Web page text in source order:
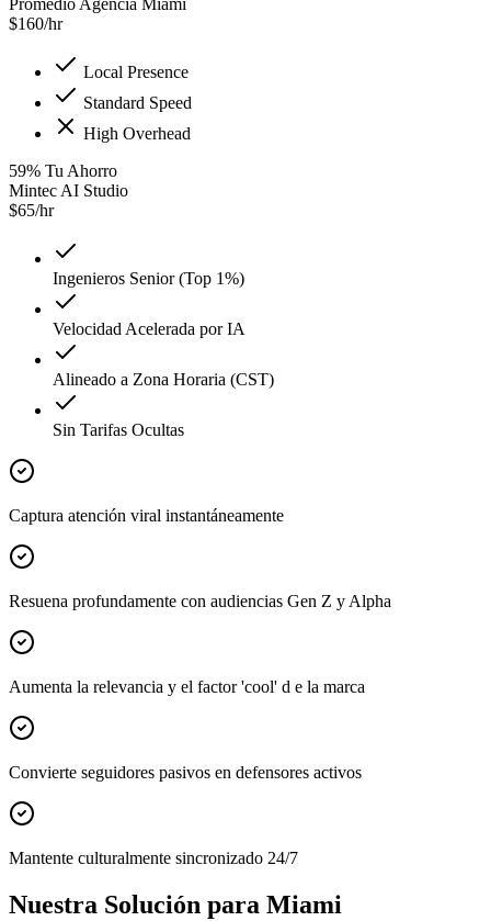
Promedio Agencia Miami
$160/hr
Local Presence
Standard Speed
High Overhead
59% Tu Ahorro
Mintec AI Studio
$65/hr
Ingenieros Senior (Top 1%)
Velocidad Acelerada por IA
Alineado a Zona Horaria (CST)
Sin Tarifas Ocultas
Captura atención viral instantáneamente
Resuena profundamente con audiencias Gen Z y Alpha
Aumenta la relevancia y el factor 'cool' d e la marca
Convierte seguidores pasivos en defensores activos
Mantente culturalmente sincronizado 24/7
Nuestra Solución para Miami